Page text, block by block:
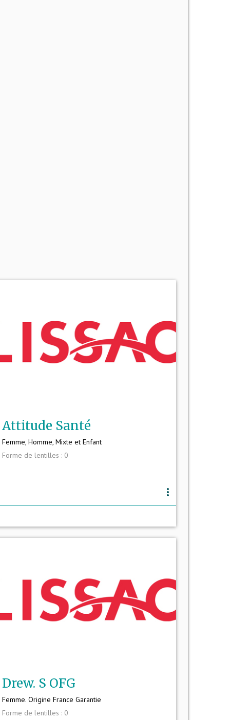
Attitude Santé
Femme, Homme, Mixte et Enfant
Forme de lentilles : 0
more_vert
Drew. S OFG
Femme. Origine France Garantie
Forme de lentilles : 0